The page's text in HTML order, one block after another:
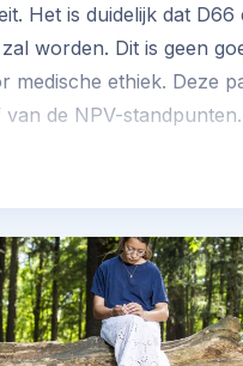
Het is duidelijk dat D66
worden. Dit is geen
medische ethiek. Deze
van de NPV-standpunten.